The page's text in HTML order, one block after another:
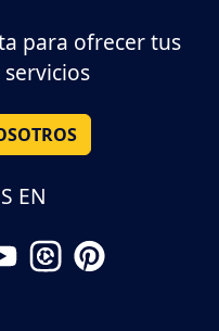
para ofrecer tus
EN